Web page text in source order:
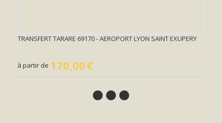
TRANSFERT TARARE 69170 - AEROPORT LYON SAINT EXUPERY
à partir de 170,00€